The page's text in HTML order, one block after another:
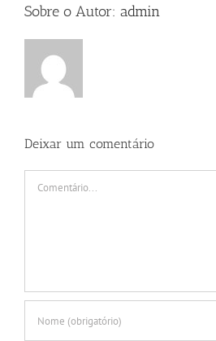
Sobre o Autor: admin
Deixar um comentário